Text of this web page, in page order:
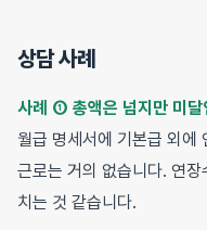
상담 사례
사례 ① 총액은 넘지만 미달
월급 명세서에 기본급 외에
근로는 거의 없습니다. 연장
치는 것 같습니다.